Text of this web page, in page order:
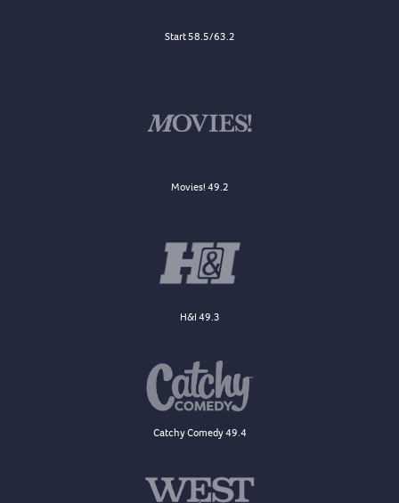
Start 58.5/63.2
Movies! 49.2
H&I 49.3
Catchy Comedy 49.4